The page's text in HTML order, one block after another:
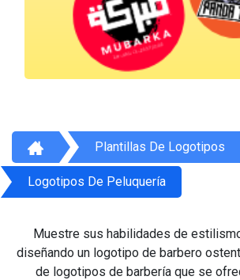
Plantillas De Logotipos
Logotipos De Peluquería
Muestre sus habilidades de
diseñando un logotipo de barbero
de logotipos de barbería que se